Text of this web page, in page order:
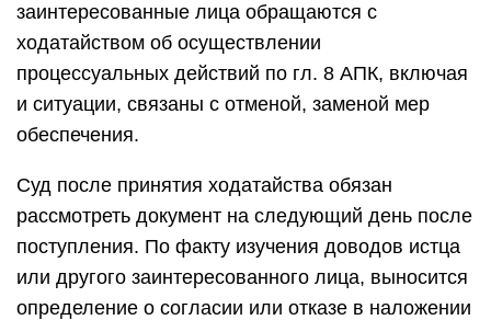
заинтересованные лица обращаются с
ходатайством об осуществлении
процессуальных действий по гл. 8 АПК, включая
и ситуации, связаны с отменой, заменой мер
обеспечения.
Суд после принятия ходатайства обязан
рассмотреть документ на следующий день после
поступления. По факту изучения доводов истца
или другого заинтересованного лица, выносится
определение о согласии или отказе в наложении